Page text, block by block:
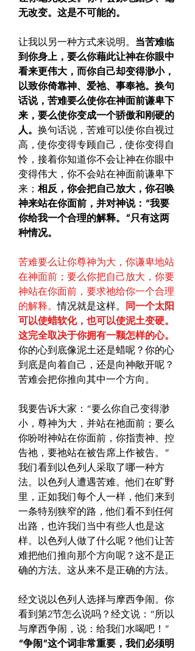
无改变。这是不可能的。
让我以另一种方式来说明。 当苦难临
到你身上，要么你藉此让神在你眼中
看来更伟大，而你自己却变得渺小，
以致你倚靠神、爱祂、事奉祂。换句
话说，苦难要么使你在神面前谦卑下
来，要么使你变成一个骄傲和刚硬的
人。 换句话说，苦难可以使你自视过
高，使你变得专顾自己，使你变得自
怜，接着你知道你不会让神在你眼中
变得伟大，你不会站在神面前谦卑下
来； 相反，你会把自己放大，你召唤
神来站在你面前，并对神说：“我要
你给我一个合理的解释。”只有这两
种情况。
苦难要么让你尊神为大，你谦卑地站
在神面前；要么你把自己放大，你要
神站在你面前，要求祂给你一个合理
的解释。情况就是这样。
同一个太阳
可以使蜡软化，也可以使泥土变硬。
这完全取决于你拥有一颗怎样的心。
你的心到底像泥土还是蜡呢？你的心
到底是向着自己，还是向神敞开呢？
苦难会把你推向其中一个方向。
我要告诉大家：“要么你自己变得渺
小，尊神为大，并站在祂面前；要么
你吩咐神站在你面前，你指责神、控
告祂，要祂站在被告席上作被告。”
我们看到以色列人采取了哪一种方
法。以色列人遭遇苦难。他们在旷野
里，正如我们每个人一样，他们来到
一条特别狭窄的路，他们看不到任何
出路，也许我们当中有些人也是这
样。以色列人做了什么呢？他们让苦
难把他们推向那个方向呢？这不是正
确的方法。这从来不是正确的方法。
经文说以色列人选择与摩西争闹。你
看到第2节怎么说吗？经文说：“所以
与摩西争闹，说：给我们水喝吧！”
“争闹”这个词非常重要，我们必须明